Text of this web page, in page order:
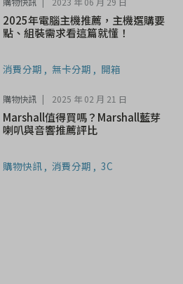
2025年電腦主機推薦，主機選購要
點、組裝需求看這篇就懂！
消費分期 無卡分期 開箱
購物快訊 2025 年 02 月 21 日
Marshall值得買嗎？Marshall藍芽
喇叭與音響推薦評比
購物快訊 消費分期 3C